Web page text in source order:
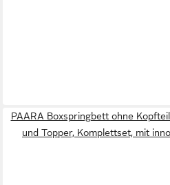
PAARA Boxspringbett ohne
und Topper, Komplettset, mit